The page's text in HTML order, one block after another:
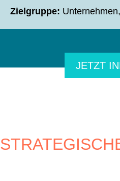
Zielgruppe:
JETZT